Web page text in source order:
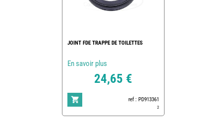
JOINT FDE TRAPPE DE TOILETTES
En savoir plus
24,65 €
ref : PD913361
2